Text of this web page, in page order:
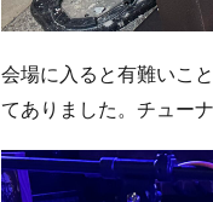
会場に入ると有難いこ
てありました。チュー